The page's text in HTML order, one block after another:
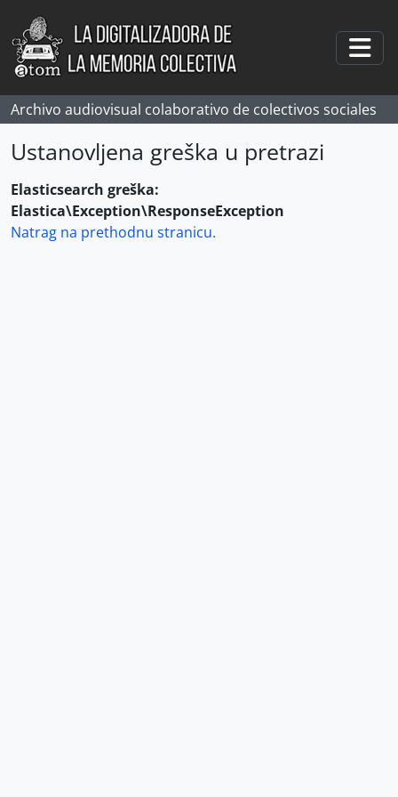
Skip to main content
Archivo audiovisual colaborativo de colectivos sociales
Ustanovljena greška u pretrazi
Elasticsearch greška:
Elastica\Exception\ResponseException
Natrag na prethodnu stranicu.